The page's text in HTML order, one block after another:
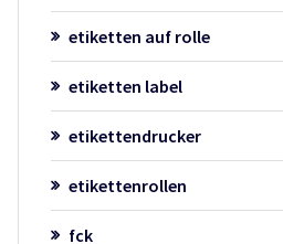
etiketten auf rolle
etiketten label
etikettendrucker
etikettenrollen
fck